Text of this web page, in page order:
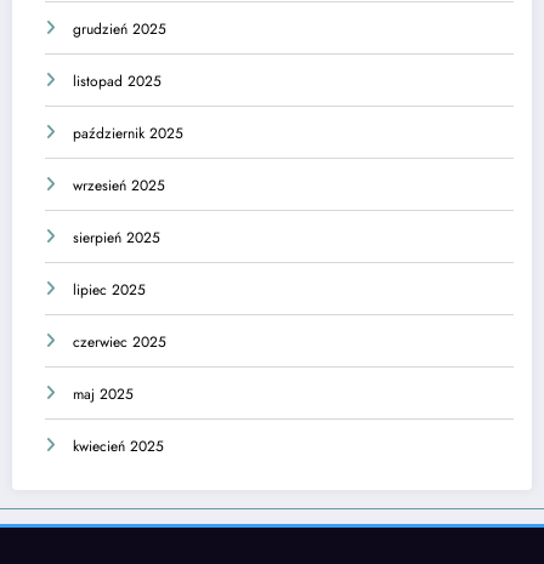
grudzień 2025
listopad 2025
październik 2025
wrzesień 2025
sierpień 2025
lipiec 2025
czerwiec 2025
maj 2025
kwiecień 2025